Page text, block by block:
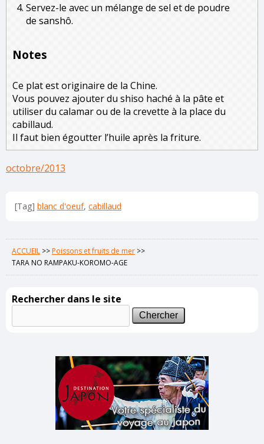
Servez-le avec un mélange de sel et de poudre
de sanshô.
Notes
Ce plat est originaire de la Chine.
Vous pouvez ajouter du shiso haché à la pâte et
utiliser du calamar ou de la crevette à la place du
cabillaud.
Il faut bien égoutter l’huile après la friture.
octobre/2013
[Tag] blanc d'oeuf, cabillaud
ACCUEIL >>Poissons et fruits de mer >>
TARA NO RAMPAKU-KOROMO-AGE
Rechercher dans le site